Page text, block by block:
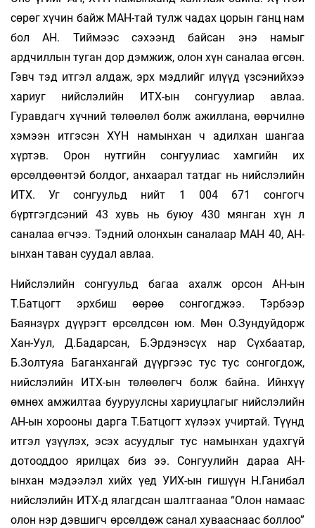
сөрөг хүчин байж МАН-тай тулж чадах цорын ганц нам
бол АН. Тиймээс сэхээнд байсан энэ намыг
ардчиллын туган дор дэмжиж, олон хүн саналаа өгсөн.
Гэвч тэд итгэл алдаж, эрх мэдлийг илүүд үзсэнийхээ
хариуг нийслэлийн ИТХ-ын сонгуулиар авлаа.
Гуравдагч хүчний төлөөлөл болж ажиллана, өөрчилнө
хэмээн итгэсэн ХҮН намынхан ч адилхан шангаа
хүртэв. Орон нутгийн сонгуулиас хамгийн их
өрсөлдөөнтэй болдог, анхаарал татдаг нь нийслэлийн
ИТХ. Уг сонгуульд нийт 1 004 671 сонгогч
бүртгэгдсэний 43 хувь нь буюу 430 мянган хүн л
саналаа өгчээ. Тэдний олонхын саналаар МАН 40, АН-
ынхан таван суудал авлаа.
Нийслэлийн сонгуульд багаа ахалж орсон АН-ын
Т.Батцогт эрхбиш өөрөө сонгогджээ. Тэрбээр
Баянзүрх дүүрэгт өрсөлдсөн юм. Мөн О.Зундуйдорж
Хан-Уул, Д.Бадарсан, Б.Эрдэнэсүх нар Сүхбаатар,
Б.Золтуяа Баганхангай дүүргээс тус тус сонгогдож,
нийслэлийн ИТХ-ын төлөөлөгч болж байна. Ийнхүү
өмнөх амжилтаа бууруулсны хариуцлагыг нийслэлийн
АН-ын хорооны дарга Т.Батцогт хүлээх учиртай. Түүнд
итгэл үзүүлэх, эсэх асуудлыг тус намынхан удахгүй
дотооддоо ярилцах биз ээ. Сонгуулийн дараа АН-
ынхан мэдээлэл хийх үед УИХ-ын гишүүн Н.Ганибал
нийслэлийн ИТХ-д ялагдсан шалтгаанаа “Олон намаас
олон нэр дэвшигч өрсөлдөж санал хувааснаас боллоо”